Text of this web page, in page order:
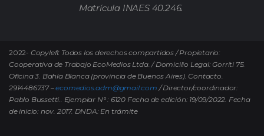
Matrícula INAES 40.246.
2022- Copyleft Todos los derechos compartidos / Propietario:
Cooperativa de Trabajo EcoMedios Ltda. / Domicilio Legal: Gorriti 75.
Oficina 3. Bahía Blanca (provincia de Buenos Aires). Contacto.
2914486737 –ecomedios.adm@gmail.com / Director/coordinador:
Pablo Bussetti.. Ejemplar N° : 6120 Fecha de edición: 19/09/2022. Fecha
de inicio: nov. 2017. DNDA: En trámite